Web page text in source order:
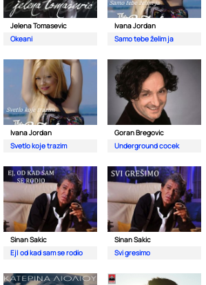
Jelena Tomasevic
Okeani
Ivana Jordan
Samo tebe želim ja
Ivana Jordan
Svetlo koje trazim
Goran Bregovic
Underground cocek
Sinan Sakic
Ej| od kad sam se rodio
Sinan Sakic
Svi gresimo